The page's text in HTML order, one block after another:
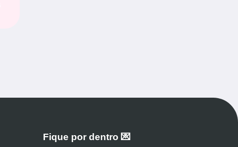
Fique por dentro 💌